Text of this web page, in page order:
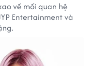
về mối quan hệ
Entertainment và